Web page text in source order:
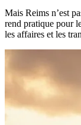
Mais Reims n’est
rend pratique pour
les affaires et les